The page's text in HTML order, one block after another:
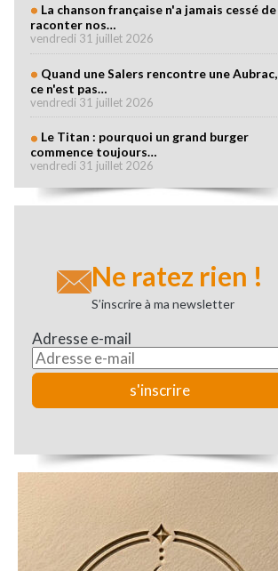
La chanson française n'a jamais cessé de
raconter nos…
vendredi 31 juillet 2026
Quand une Salers rencontre une Aubrac,
ce n'est pas…
vendredi 31 juillet 2026
Le Titan : pourquoi un grand burger
commence toujours…
vendredi 31 juillet 2026
Ne ratez rien !
S’inscrire à ma newsletter
Adresse e-mail